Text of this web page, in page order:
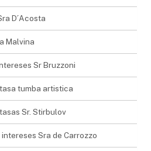
D´Acosta
Malvina
Sr Bruzzoni
tumba artistica
Sr. Stirbulov
Sra de Carrozzo